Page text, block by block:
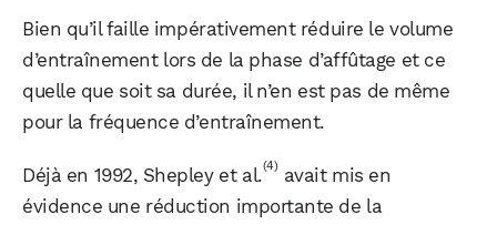
Bien qu’il faille impérativement réduire le volume
d’entraînement lors de la phase d’affûtage et ce
quelle que soit sa durée, il n’en est pas de même
pour la fréquence d’entraînement.
Déjà en 1992, Shepley et al.(4) avait mis en
évidence une réduction importante de la